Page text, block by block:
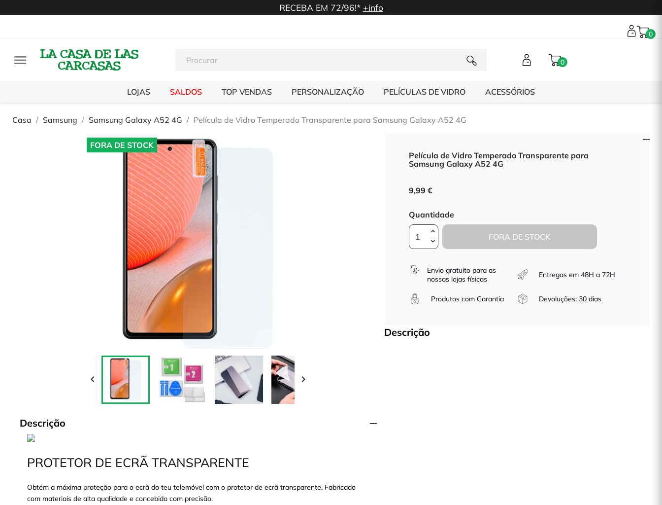
RECEBA EM 72/96!* +info
0
 0
LOJAS SALDOS TOP VENDAS PERSONALIZAÇÃO PELÍCULAS DE VIDRO ACESSÓRIOS
Casa Samsung Samsung Galaxy A52 4G Película de Vidro Temperado Transparente para Samsung Galaxy A52 4G
FORA DE STOCK
 
Descrição
PROTETOR DE ECRÃ TRANSPARENTE
Obtém a máxima proteção para o ecrã do teu telemóvel com o protetor de ecrã transparente. Fabricado
com materiais de alta qualidade e concebido com precisão.
Película de Vidro Temperado Transparente para
Samsung Galaxy A52 4G
9,99 €
Quantidade
FORA DE STOCK
Envio gratuito para as
nossas lojas físicas
Entregas em 48H a 72H
Produtos com Garantia Devoluções: 30 dias
Descrição